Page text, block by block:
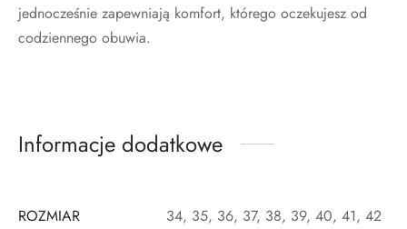
jednocześnie zapewniają komfort, którego oczekujesz od
codziennego obuwia.
Informacje dodatkowe
ROZMIAR 34, 35, 36, 37, 38, 39, 40, 41, 42